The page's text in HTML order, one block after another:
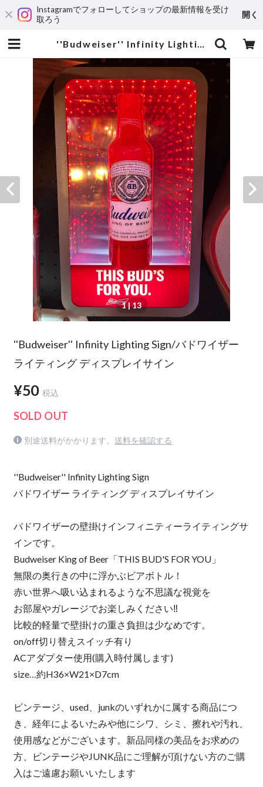
Instagramでフォローしてショップの最新情報を受け
取ろう
開く
''Budweiser'' Infinity Lighting Sign/バドワイザー ライティング ディスプレイサイン | MOTORROCK KUSTOMSHOP ”FU’Z KORNER”
1| 13
''Budweiser'' Infinity Lighting Sign/バドワイザー
ライティング ディスプレイサイン
¥50 税込
SOLD OUT
別途送料がかかります。 送料を確認する
''Budweiser'' Infinity Lighting Sign
バドワイザー ライティング ディスプレイサイン
バドワイザーの壁掛けインフィニティーライティングサ
インです。
Budweiser King of Beer「THIS BUD'S FOR YOU」
無限の奥行きの中に浮かぶビアボトル！
赤い世界へ吸い込まれるような不思議な視覚を
お部屋やガレージでお楽しみください‼︎
比較的軽量で壁掛けの重さ負担は少なめです。
on/off切り替えスイッチ有り
ACアダプター使用(購入時付属します)
size…約H36×W21×D7cm
ビンテージ、used、junkのいずれかに属する商品につ
き、経年によるいたみや他にシワ、シミ、擦れや汚れ、
使用感などがございます。新品同様の美品をお求めの
方、ビンテージやJUNK品にご理解が頂けない方のご購
入はご遠慮お願いいたします